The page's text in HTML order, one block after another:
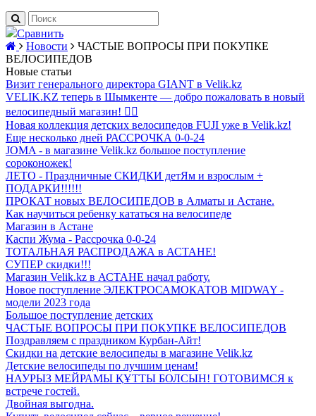
Сравнить
Новости
ЧАСТЫЕ ВОПРОСЫ ПРИ ПОКУПКЕ
ВЕЛОСИПЕДОВ
Новые статьи
Визит генерального директора GIANT в Velik.kz
VELIK.KZ теперь в Шымкенте — добро пожаловать в новый
велосипедный магазин! 🚴‍♂️
Новая коллекция детских велосипедов FUJI уже в Velik.kz!
Еще несколько дней РАССРОЧКА 0-0-24
JOMA - в магазине Velik.kz большое поступление
сороконожек!
ЛЕТО - Праздничные СКИДКИ детЯм и взрослым +
ПОДАРКИ!!!!!!
ПРОКАТ новых ВЕЛОСИПЕДОВ в Алматы и Астане.
Как научиться ребенку кататься на велосипеде
Магазин в Астане
Каспи Жума - Рассрочка 0-0-24
ТОТАЛЬНАЯ РАСПРОДАЖА в АСТАНЕ!
СУПЕР скидки!!!
Магазин Velik.kz в АСТАНЕ начал работу.
Новое поступление ЭЛЕКТРОСАМОКАТОВ MIDWAY -
модели 2023 года
Большое поступление детских
ЧАСТЫЕ ВОПРОСЫ ПРИ ПОКУПКЕ ВЕЛОСИПЕДОВ
Поздравляем с праздником Курбан-Айт!
Скидки на детские велосипеды в магазине Velik.kz
Детские велосипеды по лучшим ценам!
НАУРЫЗ МЕЙРАМЫ ҚҰТТЫ БОЛСЫН! ГОТОВИМСЯ к
встрече гостей.
Двойная выгодна.